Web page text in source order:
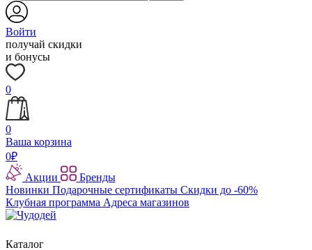
Войти
получай скидки
и бонусы
0
0
Ваша корзина
0₽
Акции
Бренды
Новинки Подарочные сертификаты Скидки до -60%
Клубная программа Адреса магазинов
Каталог